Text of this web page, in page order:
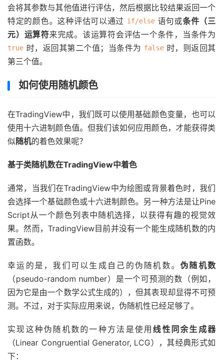
会将其参数与其他值进行评估，然后根据比较结果返回一个
特定的颜色。这种评估可以通过 if/else语句或条件（三
元）运算符来完成。该运算符会评估一个条件，当条件为
true 时，返回其第二个值；当条件为 false 时，则返回其
第三个值。
如何使用随机颜色
在TradingView中，我们既可以使用基础颜色变量，也可以
使用十六进制颜色值。但我们该如何应用颜色，才能获得类
似 随机的着色效果呢？
基于类随机数在TradingView中着色
通常，当我们在TradingView中为绘图或背景着色时，我们
会选择一个基础颜色或十六进制颜色。另一种方法是让Pine
Script从一个颜色列表中随机选择，以获得有趣的视觉效
果。然而，TradingView目前并没有一个能生成随机数的内
置函数。
幸运的是，我们可以生成自己的伪随机数。伪随机数
（pseudo-random number）是一个可预测的数（例如，
因为它是由一个数学公式生成的），但其表现却显得不可预
测。不过，对于实际应用来说，伪随机性已经足够了。
实现这种伪随机数的一种方法是使用线性同余生成器
（Linear Congruential Generator, LCG），其经典形式如
下：